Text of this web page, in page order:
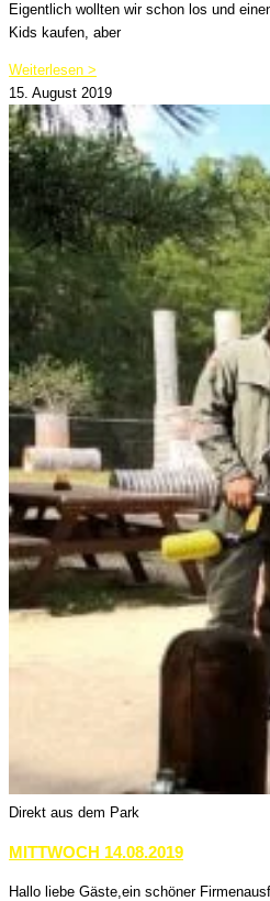
Eigentlich wollten wir schon los und
Kids kaufen, aber
Weiterlesen >
15. August 2019
Direkt aus dem Park
MITTWOCH 14.08.2019
Hallo liebe Gäste,ein schöner